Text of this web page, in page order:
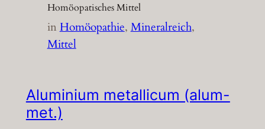
Homöopatisches Mittel
inHomöopathie, Mineralreich
Mittel
Aluminium metallicum (alum-
met.)